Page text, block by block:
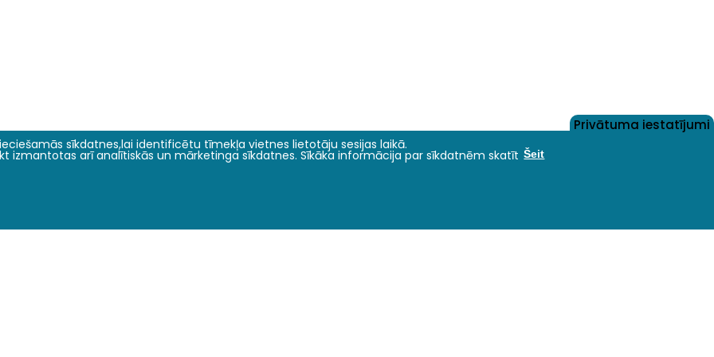
Pētījumu virzieni
Vēsture
Privātuma iestatījumi
sīkdatnes,lai identificētu tīmekļa vietnes lietotāju sesijas laikā.
izmantotas arī analītiskās un mārketinga sīkdatnes. Sīkāka informācija par sīkdatnēm skatīt Šeit